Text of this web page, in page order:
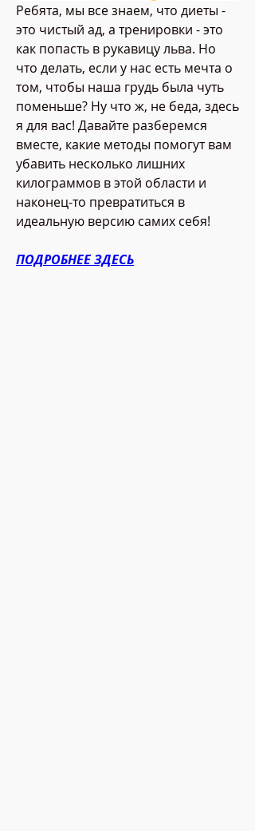
Ребята, мы все знаем, что диеты -
это чистый ад, а тренировки - это
как попасть в рукавицу льва. Но
что делать, если у нас есть мечта о
том, чтобы наша грудь была чуть
поменьше? Ну что ж, не беда, здесь
я для вас! Давайте разберемся
вместе, какие методы помогут вам
убавить несколько лишних
килограммов в этой области и
наконец-то превратиться в
идеальную версию самих себя!
ПОДРОБНЕЕ ЗДЕСЬ